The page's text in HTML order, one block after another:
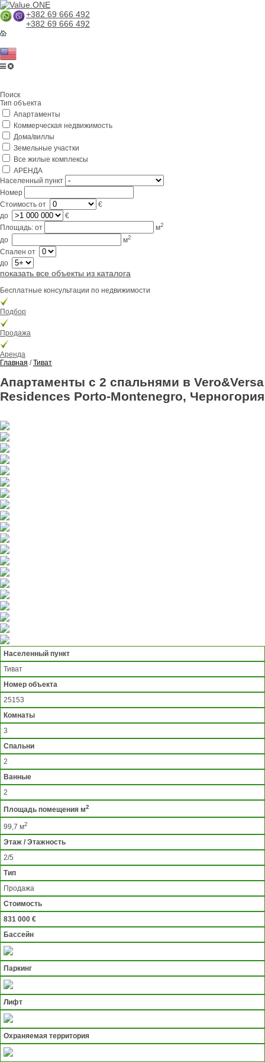
+382 69 666 492
+382 69 666 492
Lifestyle
Контакты
Поиск
Тип объекта
Апартаменты
Коммерческая недвижимость
Дома/виллы
Земельные участки
Все жилые комплексы
АРЕНДА
Населенный пункт
Номер
Стоимость от
€
до
€
Площадь: от м2
до м2
Спален от
до
показать все объекты из каталога
Бесплатные консультации по недвижимости
Подбор
Продажа
Аренда
Главная /Тиват
Апартаменты с 2 спальнями в Vero&Versa
Residences Porto-Montenegro, Черногория
Населенный пункт
Тиват
Номер объекта
25153
Комнаты
3
Спальни
2
Ванные
2
Площадь помещения м2
99,7 м2
Этаж / Этажность
2/5
Тип
Продажа
Стоимость
831 000 €
Бассейн
Паркинг
Лифт
Охраняемая территория